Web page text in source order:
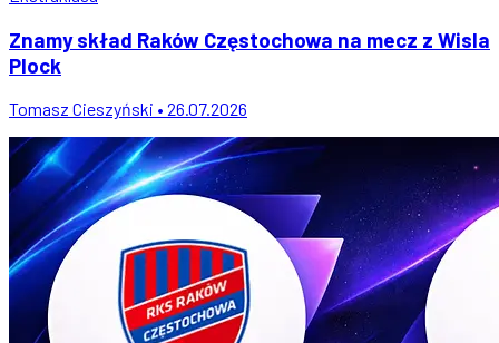
Znamy skład Raków Częstochowa na mecz z Wisla
Plock
Tomasz Cieszyński • 26.07.2026